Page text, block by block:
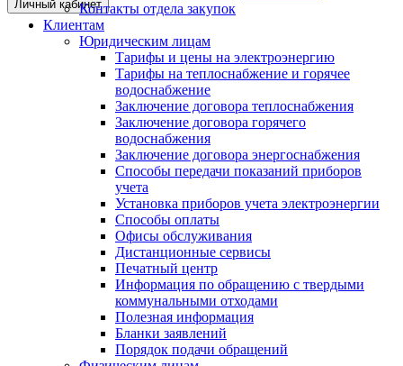
Личный кабинетКонтакты отдела закупок
Клиентам
Юридическим лицам
Тарифы и цены на электроэнергию
Тарифы на теплоснабжение и горячее
водоснабжение
Заключение договора теплоснабжения
Заключение договора горячего
водоснабжения
Заключение договора энергоснабжения
Способы передачи показаний приборов
учета
Установка приборов учета электроэнергии
Способы оплаты
Офисы обслуживания
Дистанционные сервисы
Печатный центр
Информация по обращению с твердыми
коммунальными отходами
Полезная информация
Бланки заявлений
Порядок подачи обращений